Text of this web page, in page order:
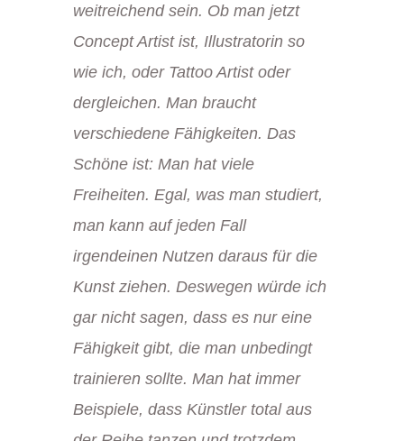
weitreichend sein. Ob man jetzt
Concept Artist ist, Illustratorin so
wie ich, oder Tattoo Artist oder
dergleichen. Man braucht
verschiedene Fähigkeiten. Das
Schöne ist: Man hat viele
Freiheiten. Egal, was man studiert,
man kann auf jeden Fall
irgendeinen Nutzen daraus für die
Kunst ziehen. Deswegen würde ich
gar nicht sagen, dass es nur eine
Fähigkeit gibt, die man unbedingt
trainieren sollte. Man hat immer
Beispiele, dass Künstler total aus